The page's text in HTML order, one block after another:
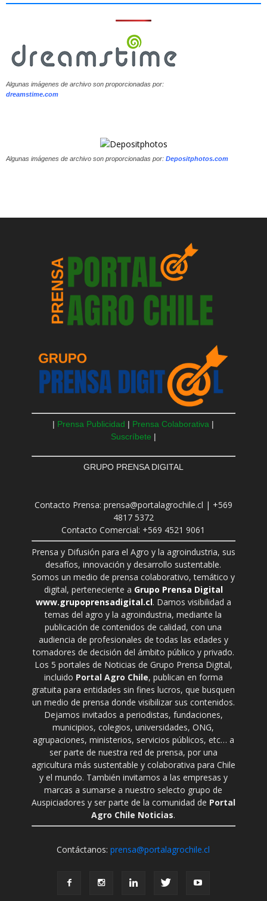
Algunas imágenes de archivo son proporcionadas por:
dreamstime.com
Algunas imágenes de archivo son proporcionadas por: Depositphotos.com
| Prensa Publicidad | Prensa Colaborativa |
Suscríbete |
GRUPO PRENSA DIGITAL
Contacto Prensa: prensa@portalagrochile.cl | +569
4817 5372
Contacto Comercial: +569 4521 9061
Prensa y Difusión para el Agro y la agroindustria, sus
desafíos, innovación y desarrollo sustentable.
Somos un medio de prensa colaborativo, temático y
digital, perteneciente a Grupo Prensa Digital
www.grupoprensadigital.cl. Damos visibilidad a
temas del agro y la agroindustria, mediante la
publicación de contenidos de calidad, con una
audiencia de profesionales de todas las edades y
tomadores de decisión del ámbito público y privado.
Los 5 portales de Noticias de Grupo Prensa Digital,
incluido Portal Agro Chile, publican en forma
gratuita para entidades sin fines lucros, que busquen
un medio de prensa donde visibilizar sus contenidos.
Dejamos invitados a periodistas, fundaciones,
municipios, colegios, universidades, ONG,
agrupaciones, ministerios, servicios públicos, etc… a
ser parte de nuestra red de prensa, por una
agricultura más sustentable y colaborativa para Chile
y el mundo. También invitamos a las empresas y
marcas a sumarse a nuestro selecto grupo de
Auspiciadores y ser parte de la comunidad de Portal
Agro Chile Noticias.
Contáctanos:prensa@portalagrochile.cl